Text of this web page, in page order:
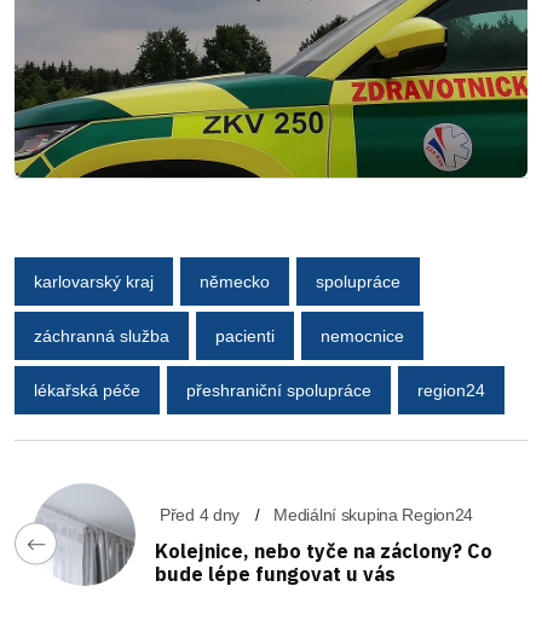
karlovarský kraj německo spolupráce
záchranná služba pacienti nemocnice
lékařská péče přeshraniční spolupráce region24
Před 4 dny Mediální skupina Region24
Kolejnice, nebo tyče na záclony? Co
bude lépe fungovat u vás